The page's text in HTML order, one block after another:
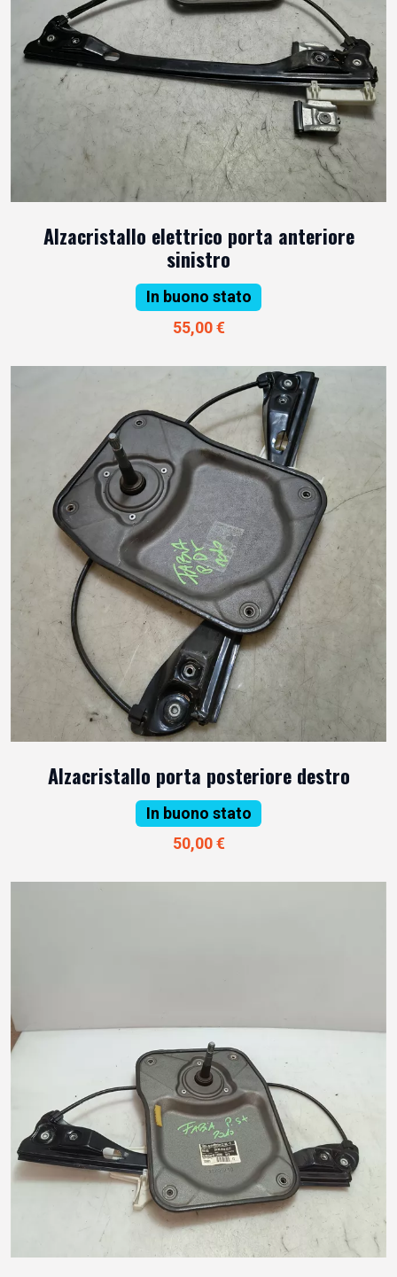
Alzacristallo elettrico porta anteriore
sinistro
In buono stato
55,00 €
Alzacristallo porta posteriore destro
In buono stato
50,00 €